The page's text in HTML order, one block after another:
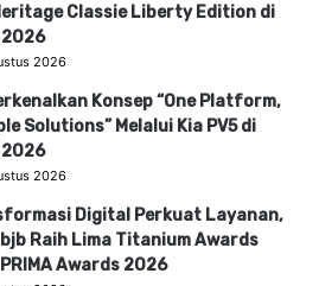
Classie Liberty Edition di
2026
2026
Konsep “One Platform,
Solutions” Melalui Kia PV5 di
2026
2026
Digital Perkuat Layanan,
bjb Raih Lima Titanium Awards
Awards 2026